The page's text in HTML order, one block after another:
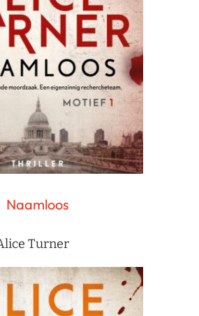
Naamloos
Turner